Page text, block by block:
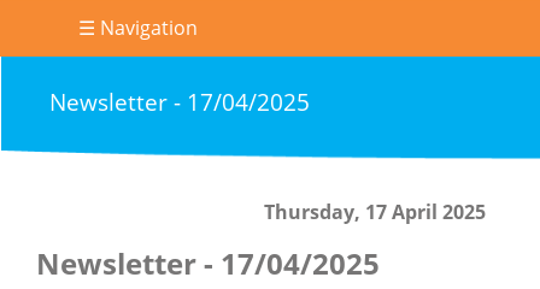
☰ Navigation
Newsletter - 17/04/2025
Thursday, 17 April 2025
Newsletter - 17/04/2025